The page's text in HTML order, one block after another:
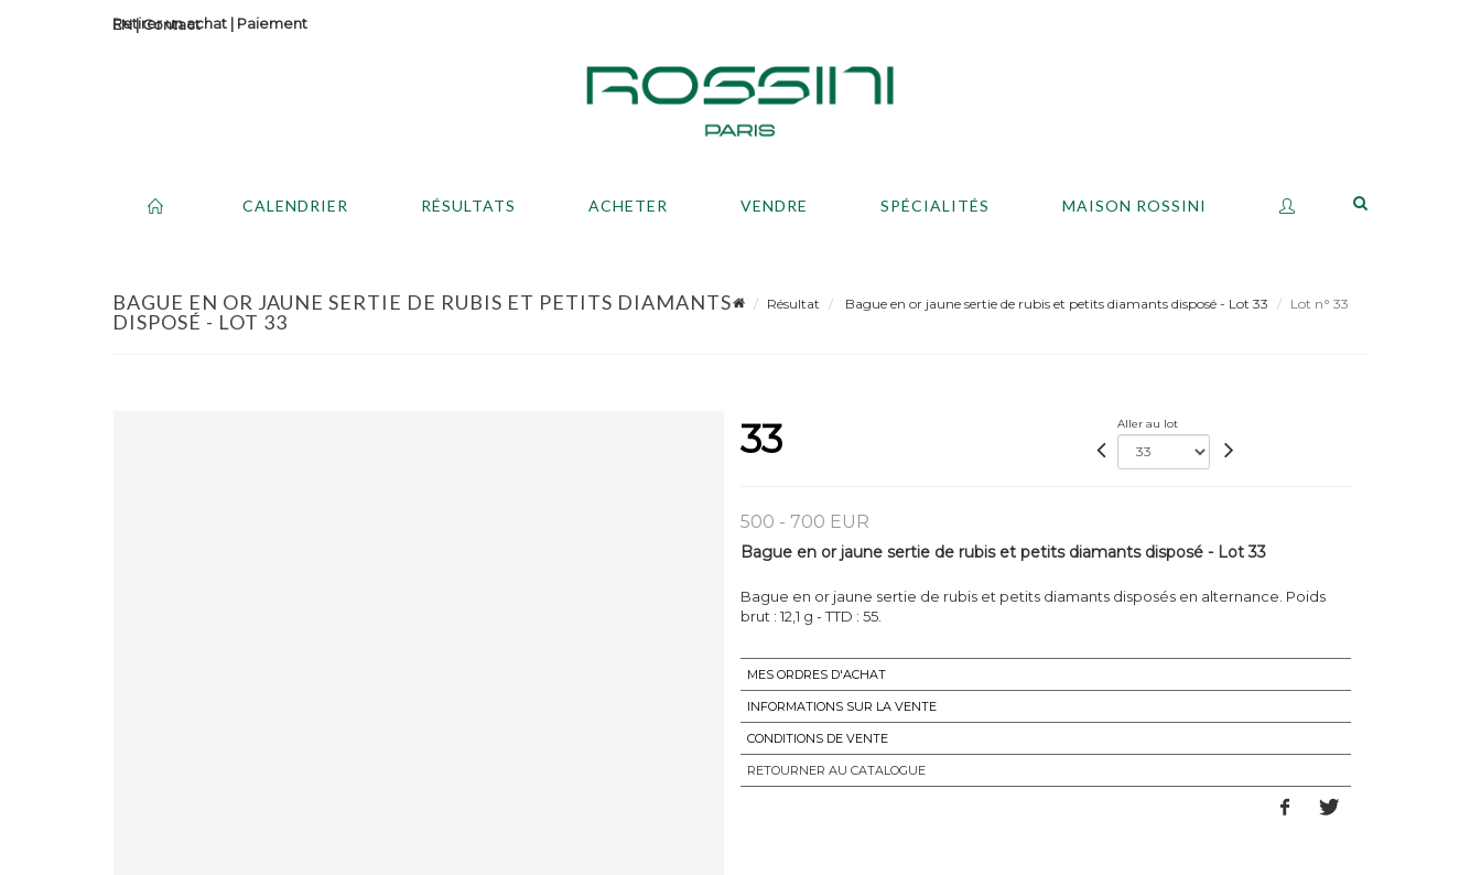
Contact
Retirer un achat | Paiement
CALENDRIER RÉSULTATS ACHETER VENDRE SPÉCIALITÉS MAISON ROSSINI
BAGUE EN OR JAUNE SERTIE DE RUBIS ET PETITS DIAMANTS
DISPOSÉ - LOT 33
Résultat Bague en or jaune sertie de rubis et petits diamants disposé - Lot 33 Lot n° 33
33 Aller au lot
500 - 700 EUR
Bague en or jaune sertie de rubis et petits diamants disposé - Lot 33
Bague en or jaune sertie de rubis et petits diamants disposés en alternance. Poids
brut : 12,1 g - TTD : 55.
MES ORDRES D'ACHAT
INFORMATIONS SUR LA VENTE
CONDITIONS DE VENTE
RETOURNER AU CATALOGUE